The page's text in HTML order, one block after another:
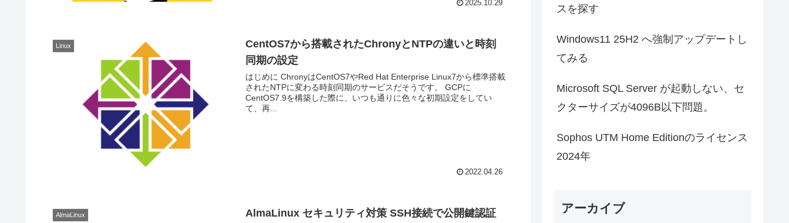
2025.10.29
Linux
CentOS7から搭載されたChronyとNTPの違いと時刻
同期の設定
はじめに ChronyはCentOS7やRed Hat Enterprise Linux7から標準搭載
されたNTPに変わる時刻同期のサービスだそうです。 GCPに
CentOS7.9を構築した際に、いつも通りに色々な初期設定をしてい
て、再...
2022.04.26
AlmaLinux
AlmaLinux セキュリティ対策 SSH接続で公開鍵認証
スを探す
Windows11 25H2 へ強制アップデートし
てみる
Microsoft SQL Server が起動しない、セ
クターサイズが4096B以下問題。
Sophos UTM Home Editionのライセンス
2024年
アーカイブ